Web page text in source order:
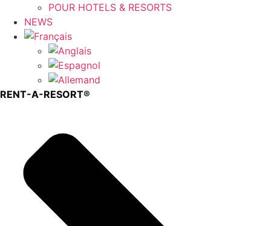
POUR HOTELS & RESORTS
NEWS
RENT-A-RESORT®